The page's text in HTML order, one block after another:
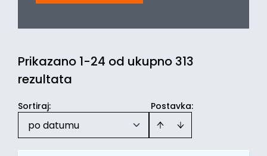
Prikazano 1-24 od ukupno 313
rezultata
Postavka:
Sortiraj:
po datumu